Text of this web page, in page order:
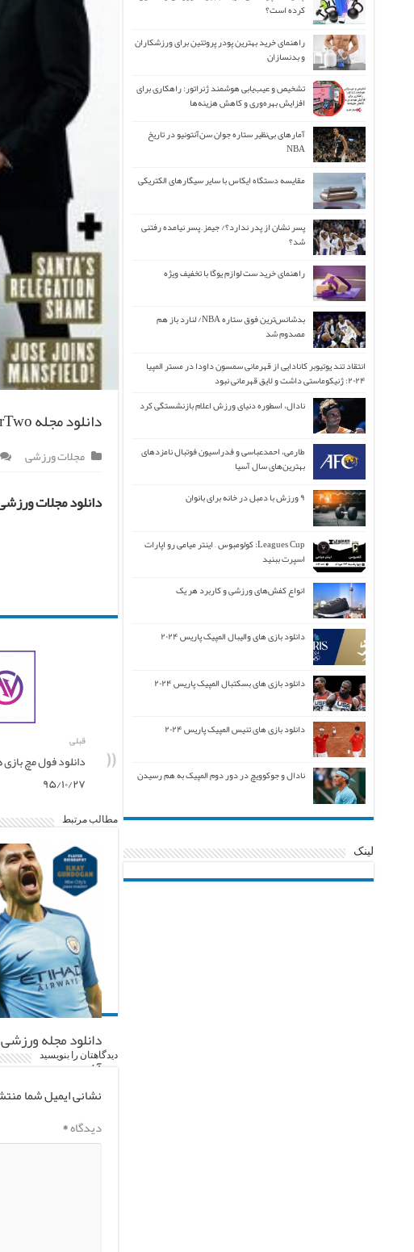
دانلود مجله FourFourTwo /جدیدترین شماره ژانویه ۲۰۱۷
مجلات ورزشی
دانلود مجلات
قبلی
۹۵/۱۰/۲۷
مطالب مرتبط
دانلود مجله
آخر
دیدگاهتان را بنویسید
نشانی ایمیل شما
دیدگاه*
کرده است؟
راهنمای خرید بهترین پودر پروتئین برای ورزشکاران
و بدنسازان
تشخیص و عیب‌یابی هوشمند ژنراتور: راهکاری برای
افزایش بهره‌وری و کاهش هزینه‌ها
آمارهای بی‌نظیر ستاره جوان سن‌آنتونیو در تاریخ
NBA
مقایسه دستگاه ایکاس با سایر سیگارهای الکتریکی
پسر نشان از پدر ندارد؟/ جیمز ِ پسر نیامده رفتنی
شد؟
راهنمای خرید ست لوازم یوگا با تخفیف ویژه
بدشانس‌ترین فوق ستاره NBA/ لنارد باز هم
مصدوم شد
انتقاد تند یوتیوبر کانادایی از قهرمانی سمسون داودا در مستر المپیا
۲۰۲۴: ژنیکوماستی داشت و لایق قهرمانی نبود
نادال، اسطوره دنیای ورزش اعلام بازنشستگی کرد
طارمی، احمدعباسی و فدراسیون فوتبال نامزدهای
بهترین‌های سال آسیا
۹ ورزش با دمبل در خانه برای بانوان
Leagues Cup: کولومبوس – اینتر میامی رو اپارات
اسپرت ببنید
انواع کفش‌های ورزشی و کاربرد هر یک
دانلود بازی های والیبال المپیک پاریس ۲۰۲۴
دانلود بازی های بسکتبال المپیک پاریس ۲۰۲۴
دانلود بازی های تنیس المپیک پاریس ۲۰۲۴
نادال و جوکوویچ در دور دوم المپیک به هم رسیدن
لینک